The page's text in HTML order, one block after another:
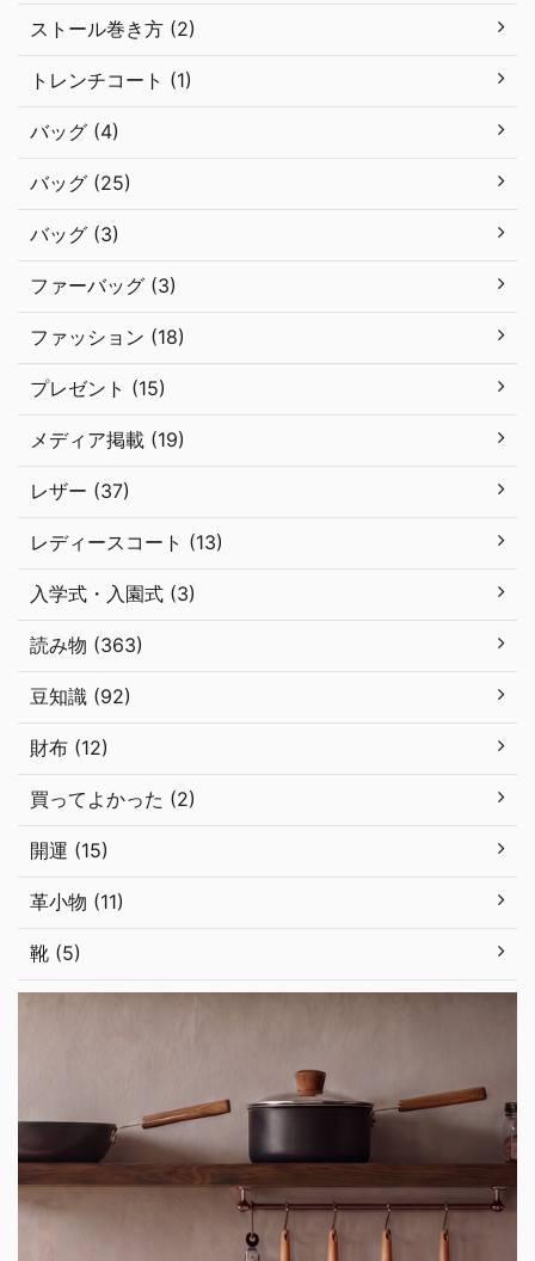
ストール巻き方 (2)
トレンチコート (1)
バッグ (4)
バッグ (25)
バッグ (3)
ファーバッグ (3)
ファッション (18)
プレゼント (15)
メディア掲載 (19)
レザー (37)
レディースコート (13)
入学式・入園式 (3)
読み物 (363)
豆知識 (92)
財布 (12)
買ってよかった (2)
開運 (15)
革小物 (11)
靴 (5)